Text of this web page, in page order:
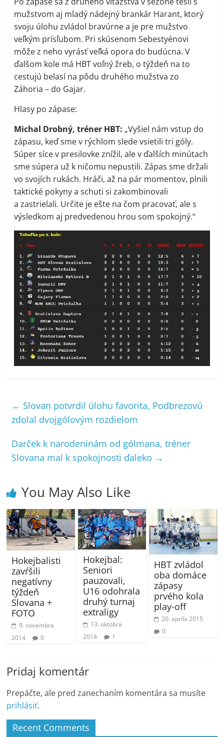
mužstvom aj mladý nádejný brankár Harant, ktorý
svoju úlohu zvládol bravúrne a je pre mužstvo
veľkým prísľubom. Pri skúsenom Sebestyénovi
môže z neho vyrásť veľká opora do budúcna. V
ďalšom kole má HBT voľný žreb, o týždeň na to
cestujú belasí na pôdu druhého mužstva zo
Záhoria – do Gajar.
Hlasy po zápase:
Michal Drobný, tréner HBT: „Vyšiel nám vstup do
zápasu, keď sme v rýchlom slede vsietili tri góly.
Súper síce v presilovke znížil, ale v ďalších minútach
sme súpera už k ničomu nepustili. Zápas sme držali
vo svojích rukách. Hráči, až na pár momentov, plnili
taktické pokyny a schuti si zakombinovali
a zastrielali. Určite je ešte na čom pracovať, ale s
výsledkom aj predvedenou hrou som spokojný.“
← Slovan potvrdil úlohu favorita, Podbrezovú
zdolal dvojgólovým rozdielom
Darček k narodeninám od gólmana, tréner
Slovana mal k spokojnosti ďaleko →
You May Also Like
Hokejbalisti
zavŕšili
negatívny
týždeň
Slovana +
FOTO
9. novembra
2014
0
Hokejbal:
Seniori
pauzovali,
U16 odohrala
druhý turnaj
extraligy
13. októbra
2014
1
HBT zvládol
oba domáce
zápasy
prvého kola
play-off
20. apríla 2015
0
Pridaj komentár
Prepáčte, ale pred zanechaním komentára sa musíte
prihlásiť.
Recent Comments